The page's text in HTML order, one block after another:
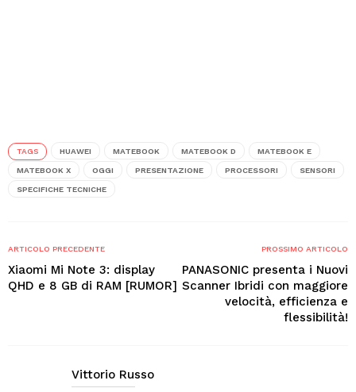
TAGS HUAWEI MATEBOOK MATEBOOK D MATEBOOK E
MATEBOOK X OGGI PRESENTAZIONE PROCESSORI SENSORI
SPECIFICHE TECNICHE
ARTICOLO PRECEDENTE
Xiaomi Mi Note 3: display
QHD e 8 GB di RAM [RUMOR]
PROSSIMO ARTICOLO
PANASONIC presenta i Nuovi
Scanner Ibridi con maggiore
velocità, efficienza e
flessibilità!
Vittorio Russo